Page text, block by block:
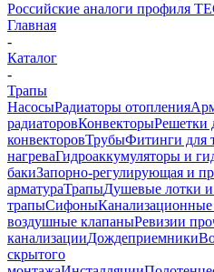
Российские аналоги профиля
Главная
-
Каталог
-
Трапы
НасосыРадиаторы отопления
радиаторовКонвекторыРешетки
конвекторовТрубыФитинги для
нагреваГидроаккумуляторы и
бакиЗапорно-регулирующая и
арматураТрапыДушевые лотки
трапыСифоныКанализационные
воздушные клапаныРевизии
канализацииДождеприемники
скрытого